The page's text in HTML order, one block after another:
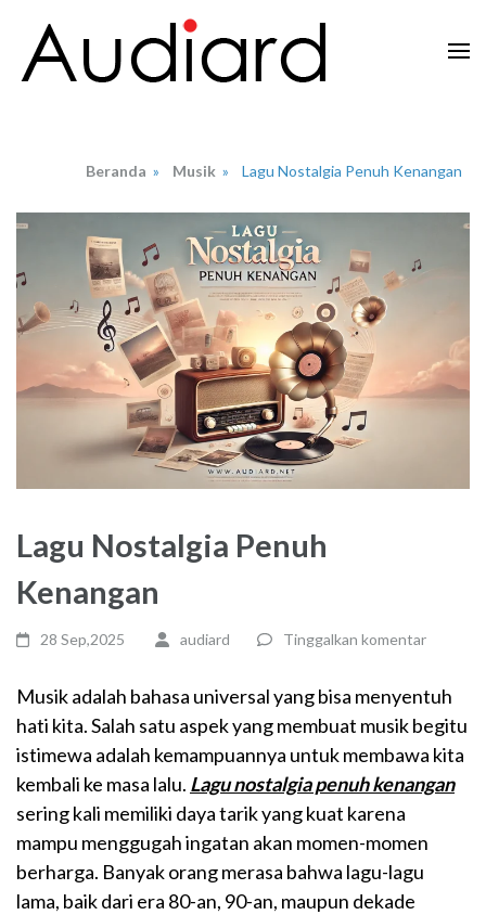
konten
Beranda » Musik » Lagu Nostalgia Penuh Kenangan
Lagu Nostalgia Penuh
Kenangan
28 Sep,2025 audiard Tinggalkan komentar
Musik adalah bahasa universal yang bisa menyentuh
hati kita. Salah satu aspek yang membuat musik begitu
istimewa adalah kemampuannya untuk membawa kita
kembali ke masa lalu. Lagu nostalgia penuh kenangan
sering kali memiliki daya tarik yang kuat karena
mampu menggugah ingatan akan momen-momen
berharga. Banyak orang merasa bahwa lagu-lagu
lama, baik dari era 80-an, 90-an, maupun dekade